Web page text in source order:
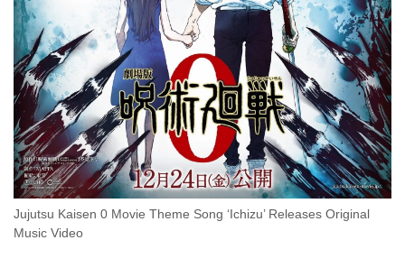
Jujutsu Kaisen 0 Movie Theme Song ‘Ichizu’ Releases Original
Music Video